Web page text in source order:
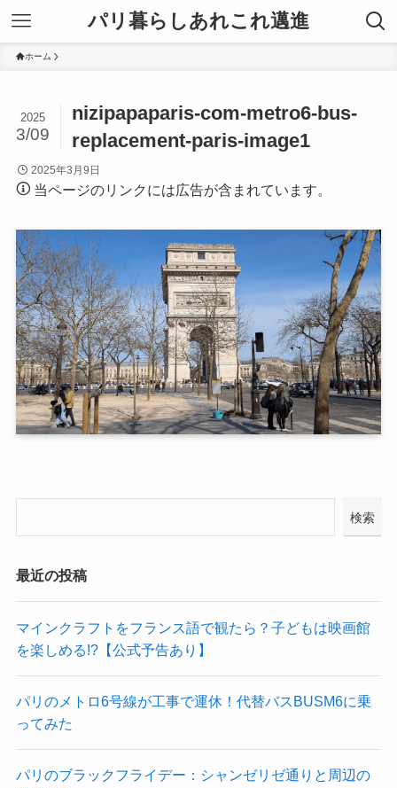
パリ暮らしあれこれ邁進
ホーム
nizipapaparis-com-metro6-bus-
replacement-paris-image1
2025
3/09
2025年3月9日
当ページのリンクには広告が含まれています。
検索
最近の投稿
マインクラフトをフランス語で観たら？子どもは映画館
を楽しめる!?【公式予告あり】
パリのメトロ6号線が工事で運休！代替バスBUSM6に乗
ってみた
パリのブラックフライデー：シャンゼリゼ通りと周辺の